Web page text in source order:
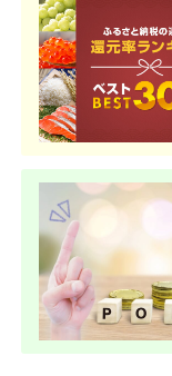
兵庫県 芦屋市
【ふるさと納税】「ホ
テル竹園芦屋」ご宿泊
・ ご飲食券 20000円
分 (1000円×20枚)
【宿泊券 お食事券 入
場券 優待券 チケット
ホテル 竹園芦屋 宿泊
素泊まり 朝食付き 1
泊2食付き サウナ付き
大浴場 レストラン カ
フェ 食事 ランチ ディ
5.0
寄付金額:67,000
料亭
(ペア
寄付